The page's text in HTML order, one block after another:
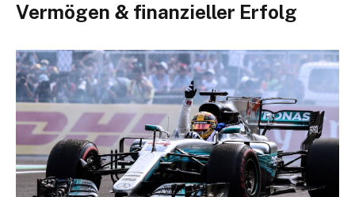
Vermögen & finanzieller Erfolg